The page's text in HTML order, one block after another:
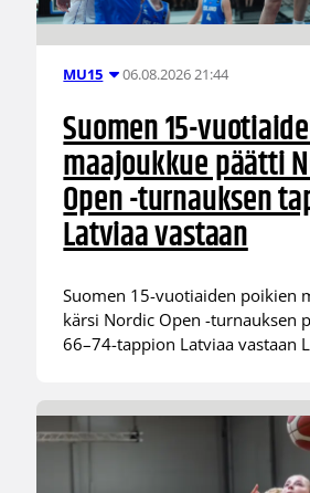
MU15 06.08.2026 21:44
Suomen 15-
maajoukkue päätti
Open -turnauksen
Latviaa vastaan
Suomen 15-vuotiaiden poikien
kärsi Nordic Open -turnauksen
66–74-tappion Latviaa vastaan